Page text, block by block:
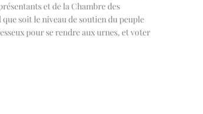
et de la Chambre des
soit le niveau de soutien du peuple
pour se rendre aux urnes, et voter